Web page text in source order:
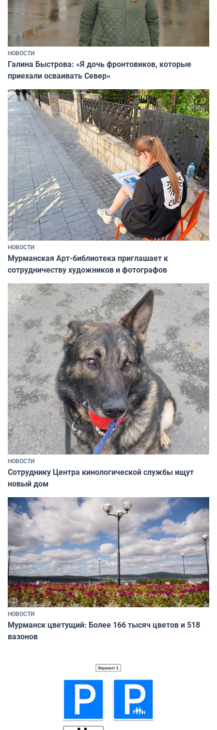
НОВОСТИ
Галина Быстрова: «Я дочь фронтовиков, которые
приехали осваивать Север»
НОВОСТИ
Мурманская Арт-библиотека приглашает к
сотрудничеству художников и фотографов
НОВОСТИ
Сотруднику Центра кинологической службы ищут
новый дом
НОВОСТИ
Мурманск цветущий: Более 166 тысяч цветов и 518
вазонов